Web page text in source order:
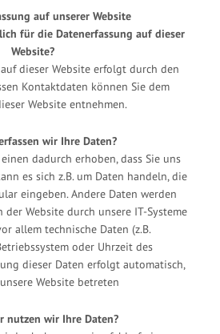
auf unserer Website
für die Datenerfassung auf dieser
Website?
dieser Website erfolgt durch den
Kontaktdaten können Sie dem
Website entnehmen.
wir Ihre Daten?
dadurch erhoben, dass Sie uns
es sich z.B. um Daten handeln, die
eingeben. Andere Daten werden
Website durch unsere IT-Systeme
allem technische Daten (z.B.
oder Uhrzeit des
dieser Daten erfolgt automatisch,
Website betreten
nutzen wir Ihre Daten?